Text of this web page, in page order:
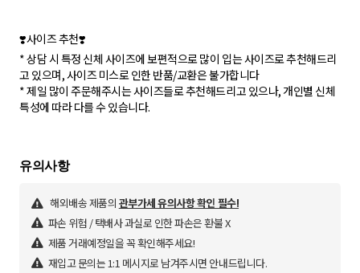
❣️사이즈 추천❣️
* 상담 시 특정 신체 사이즈에 보편적으로 많이 입는 사이즈로 추천해드리
고 있으며, 사이즈 미스로 인한 반품/교환은 불가합니다
* 제일 많이 주문해주시는 사이즈들로 추천해드리고 있으나, 개인별 신체
특성에 따라 다를 수 있습니다.
유의사항
해외배송 제품의 관부가세 유의사항 확인 필수!
파손 위험 / 택배사 과실로 인한 파손은 환불 X
제품 거래예정일을 꼭 확인해주세요!
재입고 문의는 1:1 메시지로 남겨주시면 안내드립니다.